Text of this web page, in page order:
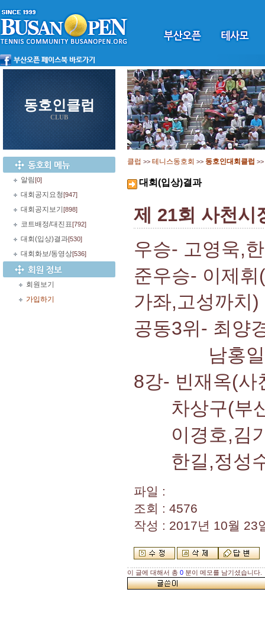
동호인클럽
CLUB
알림[0]
대회공지요청[947]
대회공지보기 [898]
코트배정/대진표[792]
대회(입상)결과[530]
대회화보/동영상[536]
회원보기
가입하기
클럽 >> 테니스동호회 >> 동호인대회클럽 >>
대회(입상)결과
제 21회 사천시
우승- 고영욱,
준우승- 이제
가좌,고성까치)
공동3위- 최양
남홍일,박
8강- 빈재옥(사
차상구(부산
이경호,김기
한길,정성수
파일 :
조회 : 4576
작성 : 2017년 10월 23
이 글에 대해서 총 0 분이 메모를 남기셨습니다.